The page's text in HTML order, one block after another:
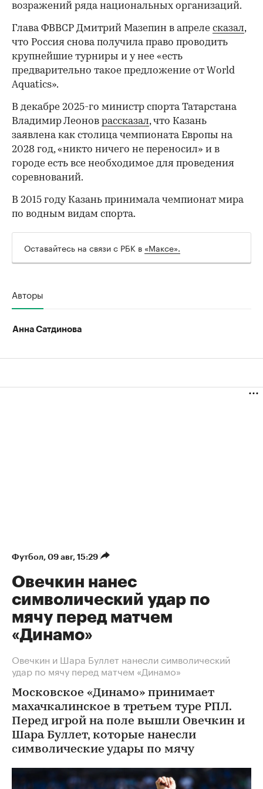
возражений ряда национальных организаций.
Глава ФВВСР Дмитрий Мазепин в апреле сказал,
что Россия снова получила право проводить
крупнейшие турниры и у нее «есть
предварительно такое предложение от World
Aquatics».
В декабре 2025-го министр спорта Татарстана
Владимир Леонов рассказал, что Казань
заявлена как столица чемпионата Европы на
2028 год, «никто ничего не переносил» и в
городе есть все необходимое для проведения
соревнований.
В 2015 году Казань принимала чемпионат мира
по водным видам спорта.
Оставайтесь на связи с РБК в «Максе».
Авторы
Анна Сатдинова
Футбол⁠, 09 авг, 15:29
Овечкин нанес
символический удар по
мячу перед матчем
«Динамо»
Овечкин и Шара Буллет нанесли символический
удар по мячу перед матчем «Динамо»
Московское «Динамо» принимает
махачкалинское в третьем туре РПЛ.
Перед игрой на поле вышли Овечкин и
Шара Буллет, которые нанесли
символические удары по мячу